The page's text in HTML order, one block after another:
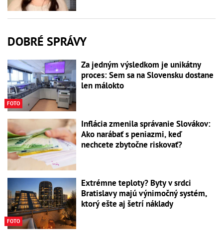
DOBRÉ SPRÁVY
FOTO
Za jedným výsledkom je unikátny
proces: Sem sa na Slovensku dostane
len málokto
Inflácia zmenila správanie Slovákov:
Ako narábať s peniazmi, keď
nechcete zbytočne riskovať?
FOTO
Extrémne teploty? Byty v srdci
Bratislavy majú výnimočný systém,
ktorý ešte aj šetrí náklady